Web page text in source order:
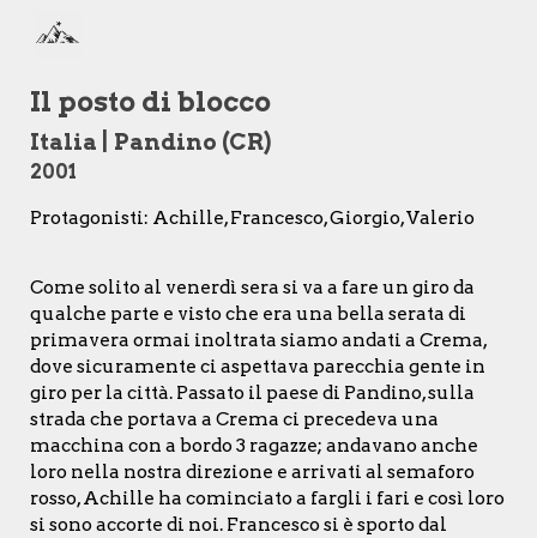
Skip to main content
Il posto di blocco
Italia | Pandino (CR)
2001
Protagonisti: Achille, Francesco, Giorgio, Valerio
Come solito al venerdì sera si va a fare un giro da
qualche parte e visto che era una bella serata di
primavera ormai inoltrata siamo andati a Crema,
dove sicuramente ci aspettava parecchia gente in
giro per la città. Passato il paese di Pandino, sulla
strada che portava a Crema ci precedeva una
macchina con a bordo 3 ragazze; andavano anche
loro nella nostra direzione e arrivati al semaforo
rosso, Achille ha cominciato a fargli i fari e così loro
si sono accorte di noi. Francesco si è sporto dal